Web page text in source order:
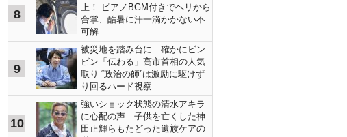
8
上！ ピアノBGM付きでヘリから
合掌、酷暑に汗一滴かかない不
可解
9
被災地を踏み台に…確かにビン
ビン「伝わる」高市首相の人気
取り “政治の師”は激励に駆けず
り回るハード視察
10
強いショック状態の清水アキラ
に心配の声…子供を亡くした神
田正輝らもたどった遺族ケアの